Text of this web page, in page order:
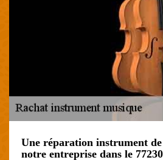
Une réparation instrument de
notre entreprise dans le 77230